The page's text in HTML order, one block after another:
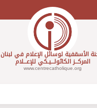
الأسقفية لوسائل الإعلام في لبنان
المركـــز الكاثولـــيـكي للإعـــلام
www.centrecatholique.org